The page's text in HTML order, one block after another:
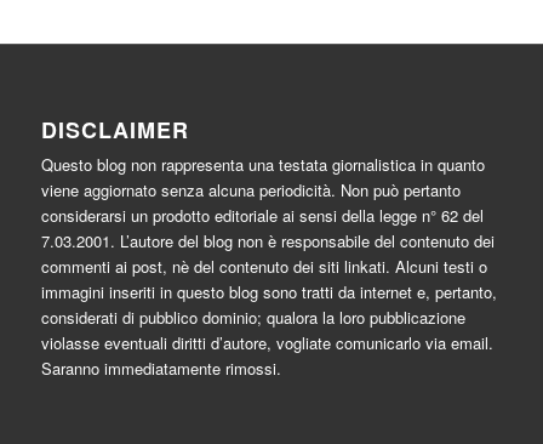
DISCLAIMER
Questo blog non rappresenta una testata giornalistica in quanto
viene aggiornato senza alcuna periodicità. Non può pertanto
considerarsi un prodotto editoriale ai sensi della legge n° 62 del
7.03.2001. L’autore del blog non è responsabile del contenuto dei
commenti ai post, nè del contenuto dei siti linkati. Alcuni testi o
immagini inseriti in questo blog sono tratti da internet e, pertanto,
considerati di pubblico dominio; qualora la loro pubblicazione
violasse eventuali diritti d’autore, vogliate comunicarlo via email.
Saranno immediatamente rimossi.